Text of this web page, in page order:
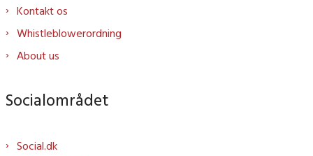
Kontakt os
Whistleblowerordning
About us
Socialområdet
Social.dk